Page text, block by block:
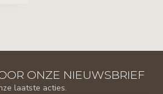
ONZE NIEUWSBRIEF
laatste acties.